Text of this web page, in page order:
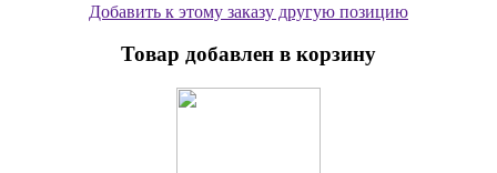
Добавить к этому заказу другую позицию
Товар добавлен в корзину